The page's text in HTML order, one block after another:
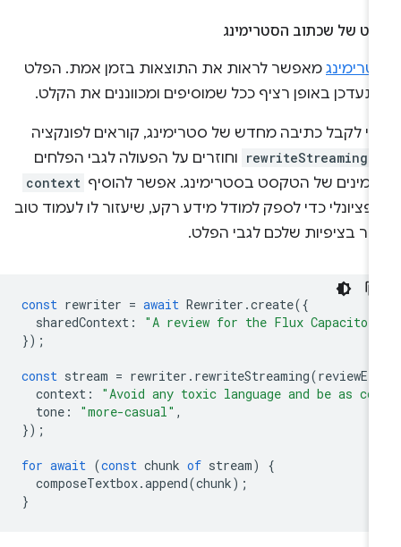
של שכתוב הסטרימינג
מאפשר לראות את התוצאות בזמן אמת. הפלט
באופן רציף ככל שמוסיפים ומכווננים את הקלט.
לקבל כתיבה מחדש של סטרימינג, קוראים לפונקציה
וחוזרים על הפעולה לגבי הפלחים
של הטקסט בסטרימינג. אפשר להוסיף context
כדי לספק למודל מידע רקע, שיעזור לו לעמוד טוב
בציפיות שלכם לגבי הפלט.
const rewriter = await Rewriter.create
sharedContext: "A review for the Flux Capacitor
const stream = rewriter.rewriteStreaming(reviewEl
context: "Avoid any toxic language and be as
tone: "more-casual"
for await (const chunk of stream
composeTextbox.append(chunk